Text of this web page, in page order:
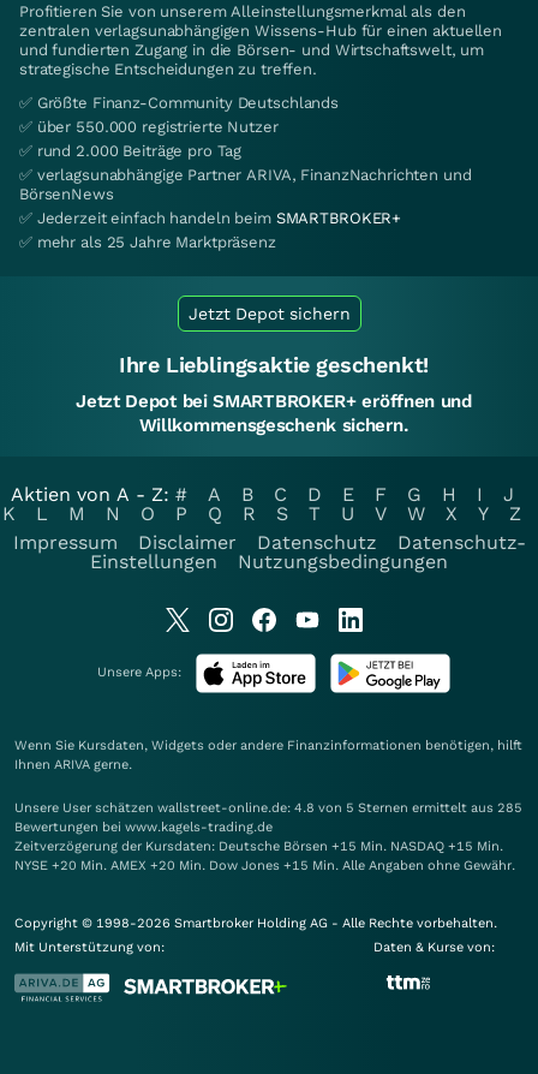
Profitieren Sie von unserem Alleinstellungsmerkmal als den
zentralen verlagsunabhängigen Wissens-Hub für einen aktuellen
und fundierten Zugang in die Börsen- und Wirtschaftswelt, um
strategische Entscheidungen zu treffen.
✅ Größte Finanz-Community Deutschlands
✅ über 550.000 registrierte Nutzer
✅ rund 2.000 Beiträge pro Tag
✅ verlagsunabhängige Partner ARIVA, FinanzNachrichten und
BörsenNews
✅ Jederzeit einfach handeln beim SMARTBROKER+
✅ mehr als 25 Jahre Marktpräsenz
Jetzt Depot sichern
Ihre Lieblingsaktie geschenkt!
Jetzt Depot bei SMARTBROKER+ eröffnen und
Willkommensgeschenk sichern.
Aktien von A - Z: # A B C D E F G H I
J
K
L M N O P Q R S T U V W X Y
Z
Impressum
Disclaimer Datenschutz
Datenschutz-
Einstellungen
Nutzungsbedingungen
Unsere Apps:
Wenn Sie Kursdaten, Widgets oder andere Finanzinformationen benötigen, hilft
Ihnen ARIVA gerne.
Unsere User schätzen wallstreet-online.de: 4.8 von 5 Sternen ermittelt aus 285
Bewertungen bei www.kagels-trading.de
Zeitverzögerung der Kursdaten: Deutsche Börsen +15 Min. NASDAQ +15 Min.
NYSE +20 Min. AMEX +20 Min. Dow Jones +15 Min. Alle Angaben ohne Gewähr.
Copyright © 1998-2026 Smartbroker Holding AG - Alle Rechte vorbehalten.
Mit Unterstützung von:
Daten & Kurse von: